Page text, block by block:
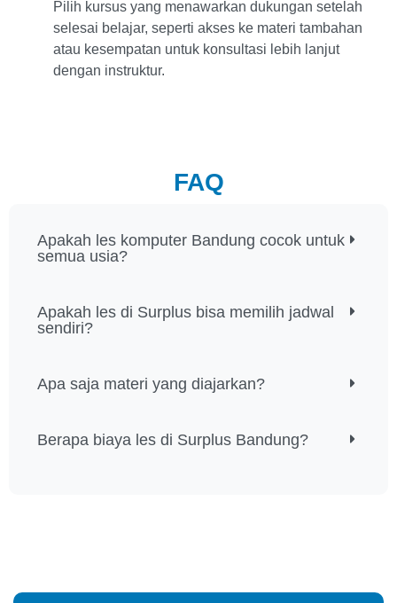
Pilih kursus yang menawarkan dukungan setelah
selesai belajar, seperti akses ke materi tambahan
atau kesempatan untuk konsultasi lebih lanjut
dengan instruktur.
FAQ
Apakah les komputer Bandung cocok untuk
semua usia?
Apakah les di Surplus bisa memilih jadwal
sendiri?
Apa saja materi yang diajarkan?
Berapa biaya les di Surplus Bandung?